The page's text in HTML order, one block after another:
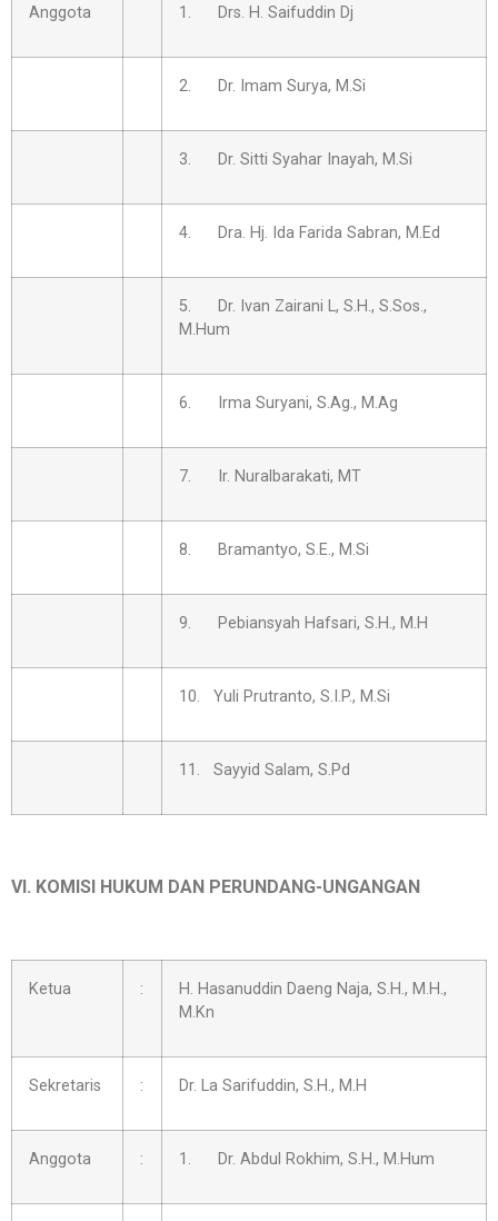
Anggota 1. Drs. H. Saifuddin Dj
2. Dr. Imam Surya, M.Si
3. Dr. Sitti Syahar Inayah, M.Si
4. Dra. Hj. Ida Farida Sabran, M.Ed
5. Dr. Ivan Zairani L, S.H., S.Sos.,
M.Hum
6. Irma Suryani, S.Ag., M.Ag
7. Ir. Nuralbarakati, MT
8. Bramantyo, S.E., M.Si
9. Pebiansyah Hafsari, S.H., M.H
10. Yuli Prutranto, S.I.P., M.Si
11. Sayyid Salam, S.Pd
VI. KOMISI HUKUM DAN PERUNDANG-UNGANGAN
Ketua :
H. Hasanuddin Daeng Naja, S.H., M.H.,
M.Kn
Sekretaris : Dr. La Sarifuddin, S.H., M.H
Anggota : 1. Dr. Abdul Rokhim, S.H., M.Hum